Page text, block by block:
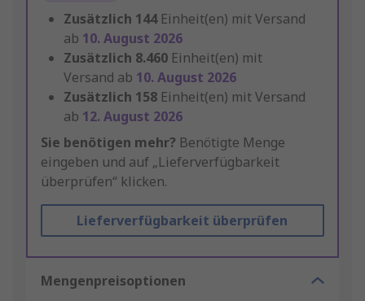
Zusätzlich 144 Einheit(en) mit Versand
ab 10. August 2026
Zusätzlich 8.460 Einheit(en) mit
Versand ab 10. August 2026
Zusätzlich 158 Einheit(en) mit Versand
ab 12. August 2026
Sie benötigen mehr? Benötigte Menge
eingeben und auf „Lieferverfügbarkeit
überprüfen“ klicken.
Lieferverfügbarkeit überprüfen
Mengenpreisoptionen